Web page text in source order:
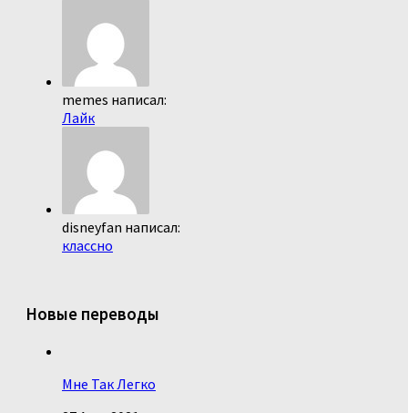
memes написал:
Лайк
disneyfan написал:
классно
Новые переводы
Мне Так Легко